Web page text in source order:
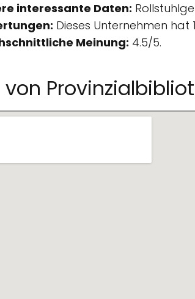
interessante Daten:
Dieses Unternehmen hat
Meinung: 4.5/5.
von